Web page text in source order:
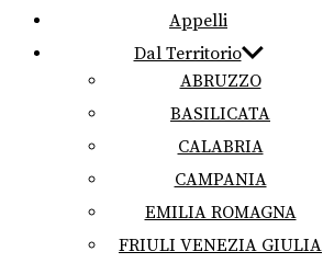
Appelli
Dal Territorio
ABRUZZO
BASILICATA
CALABRIA
CAMPANIA
EMILIA ROMAGNA
FRIULI VENEZIA GIULIA